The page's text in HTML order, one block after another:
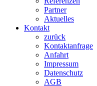
Partner
Aktuelles
Kontakt
zurück
Kontaktanfrage
Anfahrt
Impressum
Datenschutz
AGB